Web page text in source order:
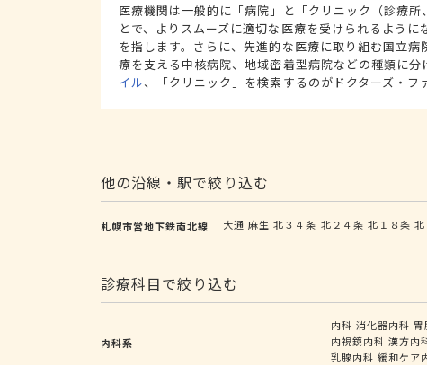
医療機関は一般的に「病院」と「クリニック（診療
とで、よりスムーズに適切な医療を受けられるよう
を指します。さらに、先進的な医療に取り組む国立
療を支える中核病院、地域密着型病院などの種類に分
イル、「クリニック」を検索するのがドクターズ・フ
他の沿線・駅で絞り込む
札幌市営地下鉄南北線 大通 麻生 北３４条 北２４条 北１８条
診療科目で絞り込む
内科系
内科 消化器内科
内視鏡内科 漢方内
乳腺内科 緩和ケア